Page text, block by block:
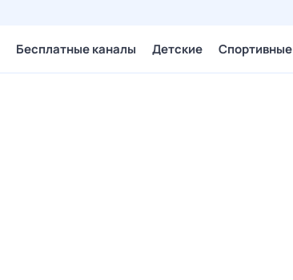
Бесплатные каналы Детские Спортивные